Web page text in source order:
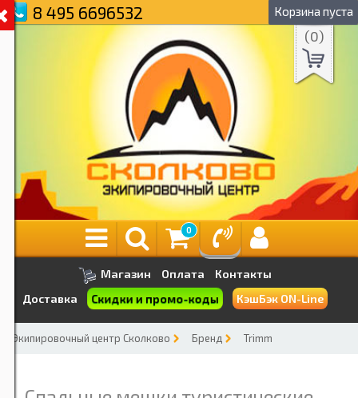
8 495 6696532 Корзина пуста
(0)
0
Магазин Оплата
Контакты
Доставка
Скидки и промо-коды КэшБэк ON-Line
Экипировочный центр Сколково Бренд Trimm